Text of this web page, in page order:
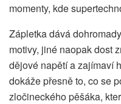
momenty, kde
Zápletka dává
motivy, jiné naopak dost
dějové napětí a zajímaví
dokáže přesně to, co se
zločineckého pěšáka,